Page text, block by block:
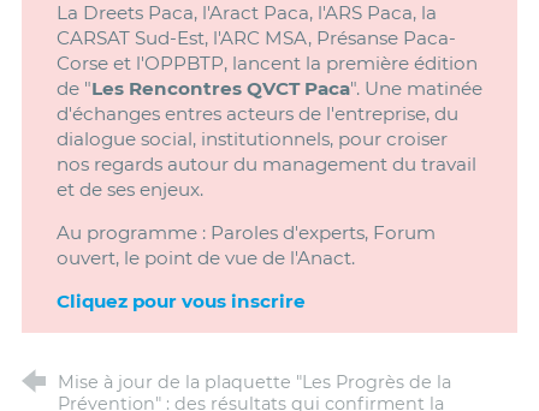
La Dreets Paca, l'Aract Paca, l'ARS Paca, la
CARSAT Sud-Est, l'ARC MSA, Présanse Paca-
Corse et l'OPPBTP, lancent la première édition
de "Les Rencontres QVCT Paca". Une matinée
d'échanges entres acteurs de l'entreprise, du
dialogue social, institutionnels, pour croiser
nos regards autour du management du travail
et de ses enjeux.
Au programme : Paroles d'experts, Forum
ouvert, le point de vue de l'Anact.
Cliquez pour vous inscrire
Mise à jour de la plaquette "Les Progrès de la
Prévention" : des résultats qui confirment la